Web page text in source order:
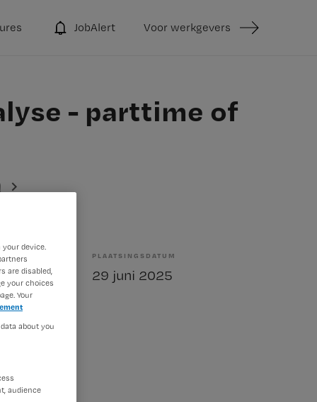
JobAlert Voor werkgevers
- parttime of
PLAATSINGSDATUM
29 juni 2025
device.
are disabled,
your choices
Your
about you
audience